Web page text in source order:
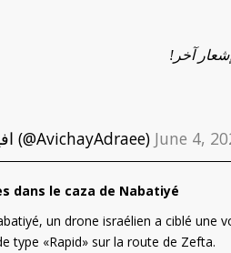
آخر!
— افيخاي ادرعي (@AvichayAdraee) June 4,
dans le caza de Nabatiyé
un drone israélien a ciblé une
type «Rapid» sur la route de Zefta.